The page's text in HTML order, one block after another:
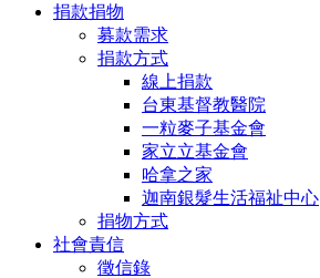
捐款捐物
募款需求
捐款方式
線上捐款
台東基督教醫院
一粒麥子基金會
家立立基金會
哈拿之家
迦南銀髮生活福祉中心
捐物方式
社會責信
徵信錄